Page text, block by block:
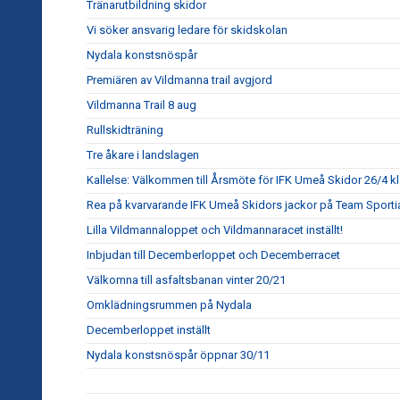
Tränarutbildning skidor
Vi söker ansvarig ledare för skidskolan
Nydala konstsnöspår
Premiären av Vildmanna trail avgjord
Vildmanna Trail 8 aug
Rullskidträning
Tre åkare i landslagen
Kallelse: Välkommen till Årsmöte för IFK Umeå Skidor 26/4
Rea på kvarvarande IFK Umeå Skidors jackor på Team
Lilla Vildmannaloppet och Vildmannaracet inställt!
Inbjudan till Decemberloppet och Decemberracet
Välkomna till asfaltsbanan vinter 20/21
Omklädningsrummen på Nydala
Decemberloppet inställt
Nydala konstsnöspår öppnar 30/11